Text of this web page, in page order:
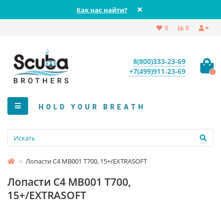
Как нас найти?
0
0
8(800)333-23-69
+7(499)911-23-69
0
HOLD YOUR BREATH
Лопасти C4 MB001 T700, 15+/EXTRASOFT
Лопасти C4 MB001 T700,
15+/EXTRASOFT